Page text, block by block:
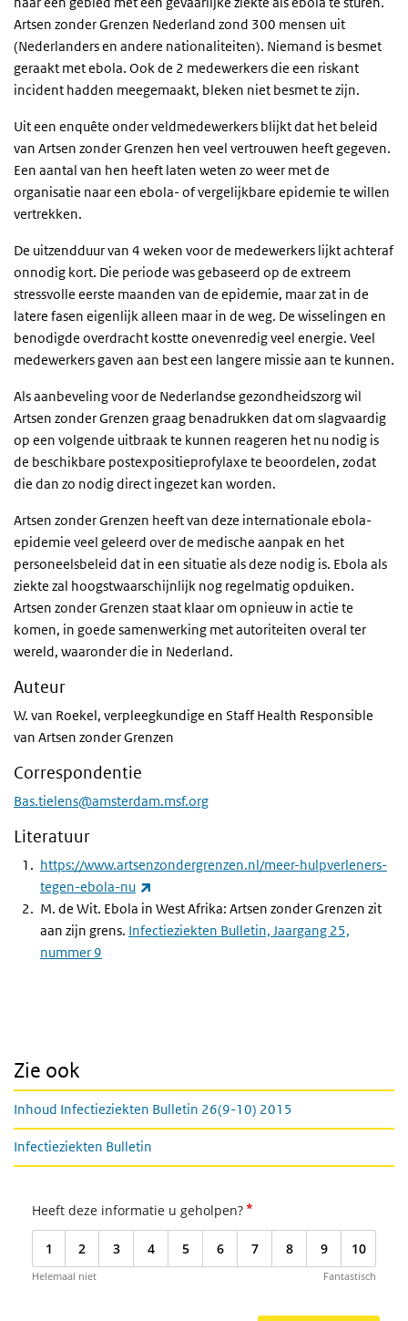
Artsen zonder Grenzen Nederland zond 300 mensen uit
(Nederlanders en andere nationaliteiten). Niemand is besmet
geraakt met ebola. Ook de 2 medewerkers die een riskant
incident hadden meegemaakt, bleken niet besmet te zijn.
Uit een enquête onder veldmedewerkers blijkt dat het beleid
van Artsen zonder Grenzen hen veel vertrouwen heeft gegeven.
Een aantal van hen heeft laten weten zo weer met de
organisatie naar een ebola- of vergelijkbare epidemie te willen
vertrekken.
De uitzendduur van 4 weken voor de medewerkers lijkt achteraf
onnodig kort. Die periode was gebaseerd op de extreem
stressvolle eerste maanden van de epidemie, maar zat in de
latere fasen eigenlijk alleen maar in de weg. De wisselingen en
benodigde overdracht kostte onevenredig veel energie. Veel
medewerkers gaven aan best een langere missie aan te kunnen.
Als aanbeveling voor de Nederlandse gezondheidszorg wil
Artsen zonder Grenzen graag benadrukken dat om slagvaardig
op een volgende uitbraak te kunnen reageren het nu nodig is
de beschikbare postexpositieprofylaxe te beoordelen, zodat
die dan zo nodig direct ingezet kan worden.
Artsen zonder Grenzen heeft van deze internationale ebola-
epidemie veel geleerd over de medische aanpak en het
personeelsbeleid dat in een situatie als deze nodig is. Ebola als
ziekte zal hoogstwaarschijnlijk nog regelmatig opduiken.
Artsen zonder Grenzen staat klaar om opnieuw in actie te
komen, in goede samenwerking met autoriteiten overal ter
wereld, waaronder die in Nederland.
Auteur
W. van Roekel, verpleegkundige en Staff Health Responsible
van Artsen zonder Grenzen
Correspondentie
Bas.tielens@amsterdam.msf.org
Literatuur
https://www.artsenzondergrenzen.nl/meer-hulpverleners-
tegen-ebola-nu
M. de Wit. Ebola in West Afrika: Artsen zonder Grenzen zit
aan zijn grens. Infectieziekten Bulletin, Jaargang 25,
nummer 9
Zie ook
Inhoud Infectieziekten Bulletin 26(9-10) 2015
Infectieziekten Bulletin
Heeft deze informatie u geholpen?*
1 2 3 4 5 6 7 8 9 10
Helemaal niet Fantastisch